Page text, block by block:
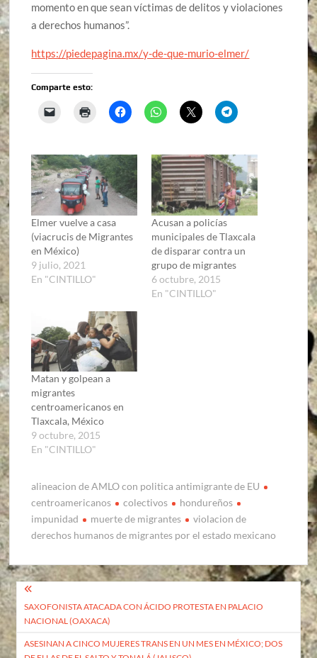
momento en que sean víctimas de delitos y violaciones
a derechos humanos”.
https://piedepagina.mx/y-de-que-murio-elmer/
Comparte esto:
Elmer vuelve a casa
(viacrucis de Migrantes
en México)
9 julio, 2021
En "CINTILLO"
Acusan a policías
municipales de Tlaxcala
de disparar contra un
grupo de migrantes
6 octubre, 2015
En "CINTILLO"
Matan y golpean a
migrantes
centroamericanos en
Tlaxcala, México
9 octubre, 2015
En "CINTILLO"
alineacion de AMLO con politica antimigrante de EU
centroamericanos
colectivos
hondureños
impunidad
muerte de migrantes
violacion de
derechos humanos de migrantes por el estado mexicano
Navegación
de
entradas
SAXOFONISTA ATACADA CON ÁCIDO PROTESTA EN PALACIO
NACIONAL (OAXACA)
ASESINAN A CINCO MUJERES TRANS EN UN MES EN MÉXICO; DOS